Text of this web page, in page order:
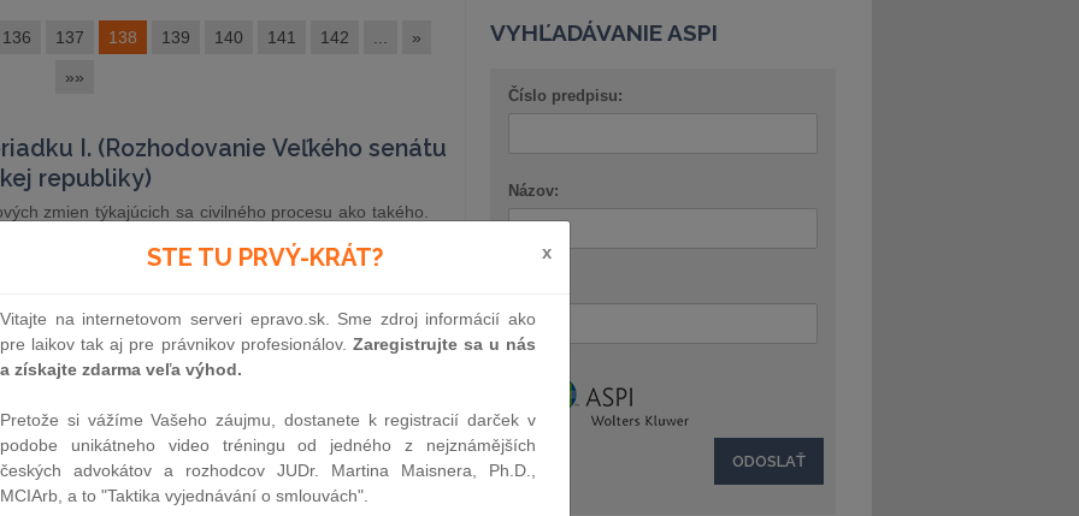
136 137 138 139 140 141 142 »
»»
I. (Rozhodovanie Veľkého senátu
republiky)
zmien týkajúcich sa civilného procesu ako takého.
Zb. Občiansky súdny poriadok v znení neskorších
rozsiahlych či menej rozsiahlych zmien definitívne
poriadok, Civilný mimosporový poriadok a
& PARTNERS ) 16.7.2015
2015, týkajúci sa spravodlivého
nájomného
2015 vyhlásil rozsudok týkajúci sa spravodlivého
VYHĽADÁVANIE ASPI
Číslo predpisu:
Názov:
STE TU PRVÝ-KRÁT? x
Vitajte na internetovom serveri epravo.sk. Sme zdroj informácií ako
pre laikov tak aj pre právnikov profesionálov. Zaregistrujte sa u nás
a získajte zdarma veľa výhod.
Pretože si vážíme Vašeho záujmu, dostanete k registracií darček v
podobe unikátneho video tréningu od jedného z nejznámějších
českých advokátov a rozhodcov JUDr. Martina Maisnera, Ph.D.,
MCIArb, a to "Taktika vyjednávání o smlouvách".